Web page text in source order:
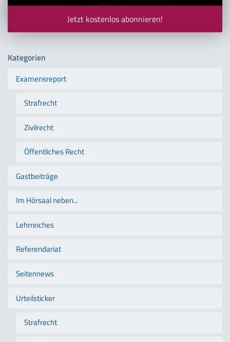
Jetzt kostenlos abonnieren!
Kategorien
Examensreport
Strafrecht
Zivilrecht
Öffentliches Recht
Gastbeiträge
Im Hörsaal neben...
Lehrreiches
Referendariat
Seitennews
Urteilsticker
Strafrecht